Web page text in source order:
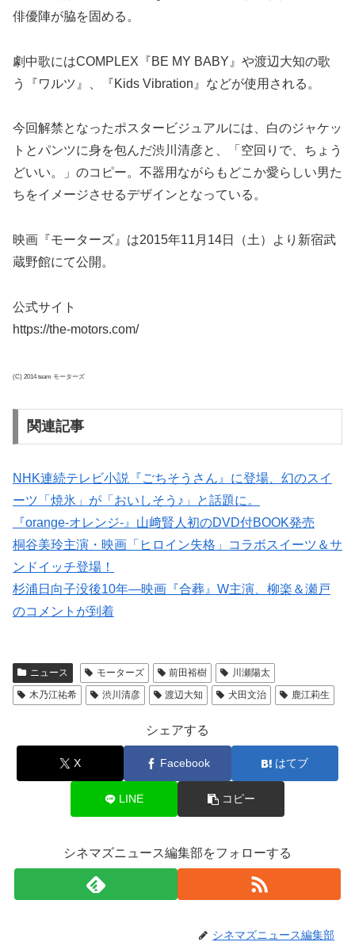
俳優陣が脇を固める。
劇中歌にはCOMPLEX『BE MY BABY』や渡辺大知の歌
う『ワルツ』、『Kids Vibration』などが使用される。
今回解禁となったポスタービジュアルには、白のジャケッ
トとパンツに身を包んだ渋川清彦と、「空回りで、ちょう
どいい。」のコピー。不器用ながらもどこか愛らしい男た
ちをイメージさせるデザインとなっている。
映画『モーターズ』は2015年11月14日（土）より新宿武
蔵野館にて公開。
公式サイト
https://the-motors.com/
(C) 2014 team モーターズ
関連記事
NHK連続テレビ小説『ごちそうさん』に登場、幻のスイ
ーツ「焼氷」が「おいしそう♪」と話題に。
『orange-オレンジ-』山﨑賢人初のDVD付BOOK発売
桐谷美玲主演・映画「ヒロイン失格」コラボスイーツ＆サ
ンドイッチ登場！
杉浦日向子没後10年―映画『合葬』W主演、柳楽＆瀬戸
のコメントが到着
ニュース モーターズ 前田裕樹
川瀬陽太
木乃江祐希
渋川清彦 渡辺大知 犬田文治 鹿江莉生
シェアする
X Facebook はてブ
LINE コピー
シネマズニュース編集部をフォローする
シネマズニュース編集部